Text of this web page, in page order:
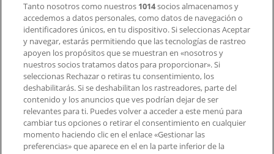
Contacto comercial y de marketing
Tienda mal colocada en el mapa
Notificar un folleto
¿Encontraste un problema en la web o en la
aplicación?
Índices
Tanto nosotros como nuestros 1014socios almacenamos y
accedemos a datos personales, como datos de navegación o
identificadores únicos, en tu dispositivo. Si seleccionas Aceptar
y navegar, estarás permitiendo que las tecnologías de rastreo
apoyen los propósitos que se muestran en «nosotros y
nuestros socios tratamos datos para proporcionar». Si
seleccionas Rechazar o retiras tu consentimiento, los
deshabilitarás. Si se deshabilitan los rastreadores, parte del
contenido y los anuncios que ves podrían dejar de ser
relevantes para ti. Puedes volver a acceder a este menú para
cambiar tus opciones o retirar el consentimiento en cualquier
momento haciendo clic en el enlace «Gestionar las
preferencias» que aparece en el en la parte inferior de la